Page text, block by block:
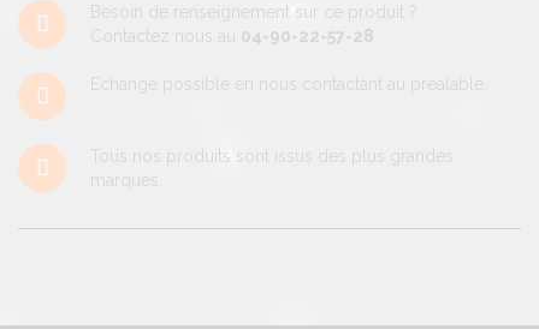
Besoin de renseignement sur ce produit ?
Contactez nous au 04-90-22-57-28
Echange possible en nous contactant au préalable.
Tous nos produits sont issus des plus grandes
marques.